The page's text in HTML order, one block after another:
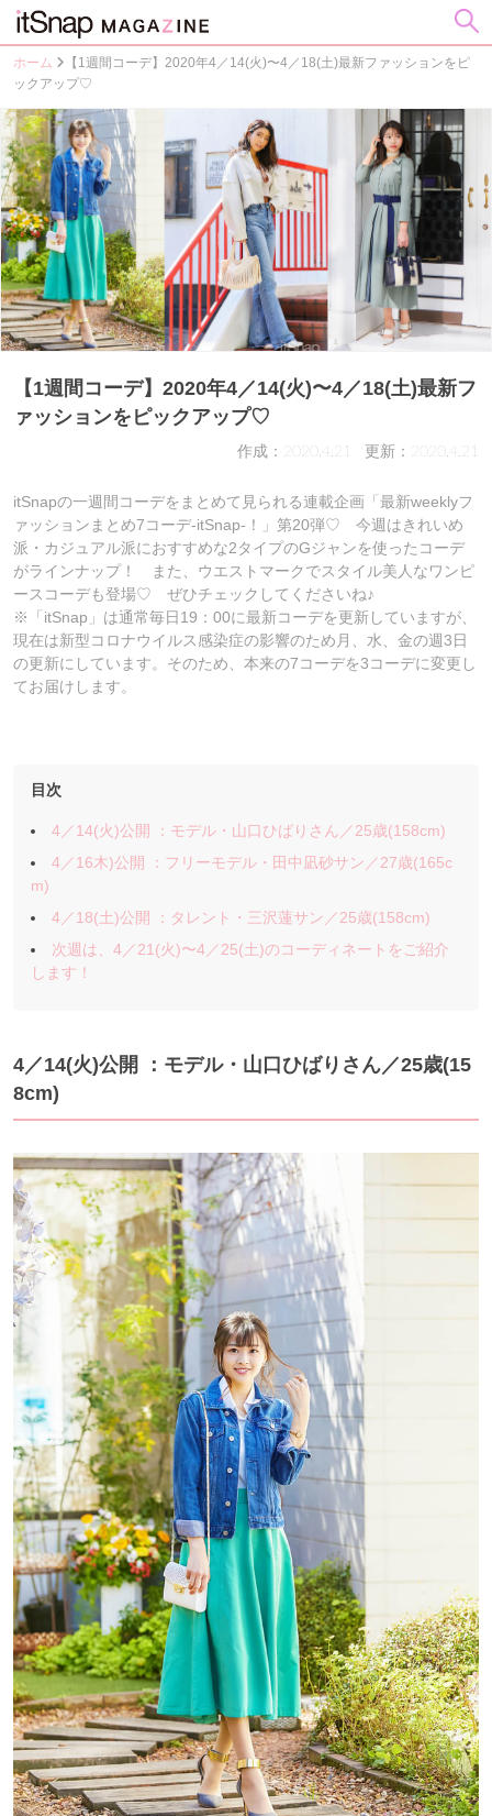
ホーム
【1週間コーデ】2020年4／14(火)〜4／18(土)最新ファッションをピ
ックアップ♡
【1週間コーデ】2020年4／14(火)〜4／18(土)最新フ
ァッションをピックアップ♡
作成：2020.4.21 更新：2020.4.21
itSnapの一週間コーデをまとめて見られる連載企画「最新weeklyフ
ァッションまとめ7コーデ-itSnap-！」第20弾♡ 今週はきれいめ
派・カジュアル派におすすめな2タイプのGジャンを使ったコーデ
がラインナップ！ また、ウエストマークでスタイル美人なワンピ
ースコーデも登場♡ ぜひチェックしてくださいね♪
※「itSnap」は通常毎日19：00に最新コーデを更新していますが、
現在は新型コロナウイルス感染症の影響のため月、水、金の週3日
の更新にしています。そのため、本来の7コーデを3コーデに変更し
てお届けします。
目次
4／14(火)公開 ：モデル・山口ひばりさん／25歳(158cm)
4／16木)公開 ：フリーモデル・田中凪砂サン／27歳(165c
m)
4／18(土)公開 ：タレント・三沢蓮サン／25歳(158cm)
次週は、4／21(火)〜4／25(土)のコーディネートをご紹介
します！
4／14(火)公開 ：モデル・山口ひばりさん／25歳(15
8cm)